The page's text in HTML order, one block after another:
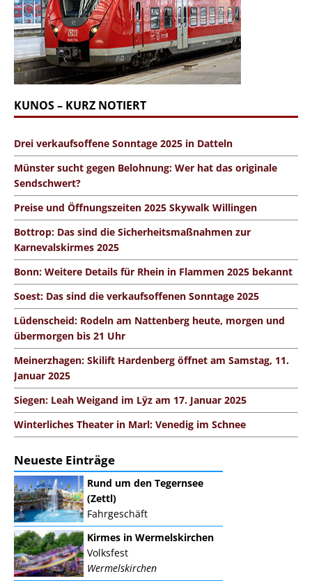
KUNOS – KURZ NOTIERT
Drei verkaufsoffene Sonntage 2025 in Datteln
Münster sucht gegen Belohnung: Wer hat das originale
Sendschwert?
Preise und Öffnungszeiten 2025 Skywalk Willingen
Bottrop: Das sind die Sicherheitsmaßnahmen zur
Karnevalskirmes 2025
Bonn: Weitere Details für Rhein in Flammen 2025 bekannt
Soest: Das sind die verkaufsoffenen Sonntage 2025
Lüdenscheid: Rodeln am Nattenberg heute, morgen und
übermorgen bis 21 Uhr
Meinerzhagen: Skilift Hardenberg öffnet am Samstag, 11.
Januar 2025
Siegen: Leah Weigand im Lÿz am 17. Januar 2025
Winterliches Theater in Marl: Venedig im Schnee
Neueste Einträge
Rund um den Tegernsee
(Zettl)
Fahrgeschäft
Kirmes in Wermelskirchen
Volksfest
Wermelskirchen